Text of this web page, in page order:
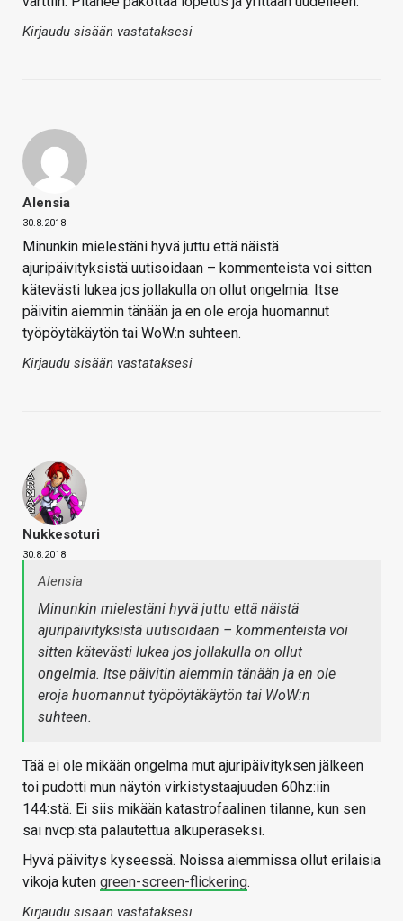
Kirjaudu sisään vastataksesi
Alensia
30.8.2018
Minunkin mielestäni hyvä juttu että näistä
ajuripäivityksistä uutisoidaan – kommenteista voi sitten
kätevästi lukea jos jollakulla on ollut ongelmia. Itse
päivitin aiemmin tänään ja en ole eroja huomannut
työpöytäkäytön tai WoW:n suhteen.
Kirjaudu sisään vastataksesi
Nukkesoturi
30.8.2018
Alensia
Minunkin mielestäni hyvä juttu että näistä
ajuripäivityksistä uutisoidaan – kommenteista voi
sitten kätevästi lukea jos jollakulla on ollut
ongelmia. Itse päivitin aiemmin tänään ja en ole
eroja huomannut työpöytäkäytön tai WoW:n
suhteen.
Tää ei ole mikään ongelma mut ajuripäivityksen jälkeen
toi pudotti mun näytön virkistystaajuuden 60hz:iin
144:stä. Ei siis mikään katastrofaalinen tilanne, kun sen
sai nvcp:stä palautettua alkuperäseksi.
Hyvä päivitys kyseessä. Noissa aiemmissa ollut erilaisia
vikoja kuten green-screen-flickering.
Kirjaudu sisään vastataksesi